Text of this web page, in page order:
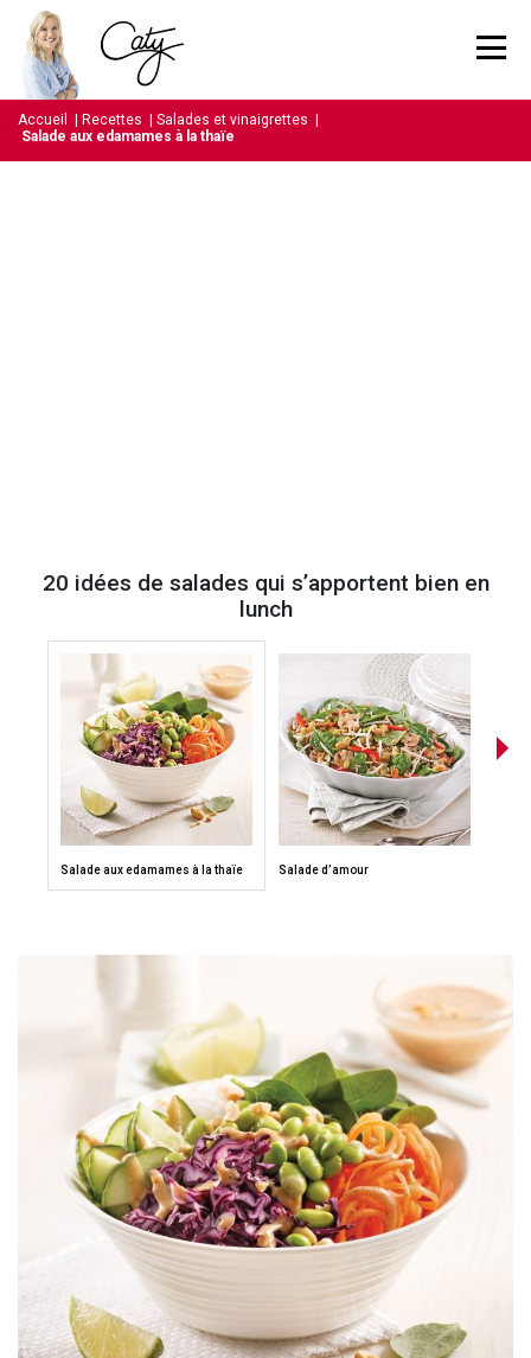
Accueil Recettes Salades et vinaigrettes
Salade aux edamames à la thaïe
20 idées de salades qui s’apportent bien en
lunch
Salade aux edamames à la thaïe Salade d’amour